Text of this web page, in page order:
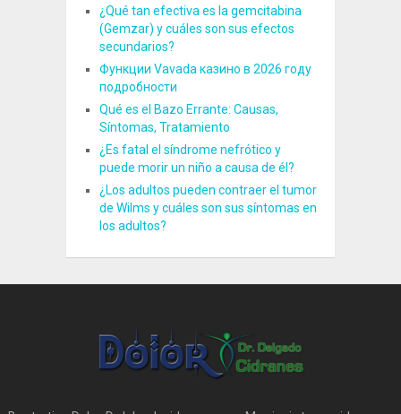
¿Qué tan efectiva es la gemcitabina
(Gemzar) y cuáles son sus efectos
secundarios?
Функции Vavada казино в 2026 году
подробности
Qué es el Bazo Errante: Causas,
Síntomas, Tratamiento
¿Es fatal el síndrome nefrótico y
puede morir un niño a causa de él?
¿Los adultos pueden contraer el tumor
de Wilms y cuáles son sus síntomas en
los adultos?